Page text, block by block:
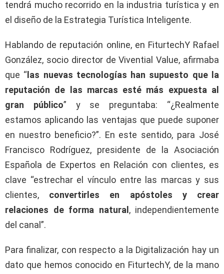
tendrá mucho recorrido en la industria turística y en
el diseño de la Estrategia Turística Inteligente.
Hablando de reputación online, en FiturtechY Rafael
González, socio director de Vivential Value, afirmaba
que “ las nuevas tecnologías han supuesto que la
reputación de las marcas esté más expuesta al
gran público” y se preguntaba: “¿Realmente
estamos aplicando las ventajas que puede suponer
en nuestro beneficio?”. En este sentido, para José
Francisco Rodríguez, presidente de la Asociación
Española de Expertos en Relación con clientes, es
clave “estrechar el vínculo entre las marcas y sus
clientes, convertirles en apóstoles y crear
relaciones de forma natural , independientemente
del canal”.
Para finalizar, con respecto a la Digitalización hay un
dato que hemos conocido en FiturtechY, de la mano